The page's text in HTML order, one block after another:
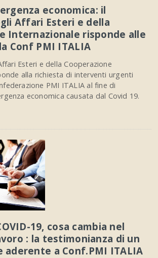
economica: il
Affari Esteri e della
Internazionale risponde alle
Conf PMI ITALIA
Esteri e della Cooperazione
alla richiesta di interventi urgenti
PMI ITALIA al fine di
economica causata dal Covid 19.
19, cosa cambia nel
: la testimonianza di un
a Conf.PMI ITALIA